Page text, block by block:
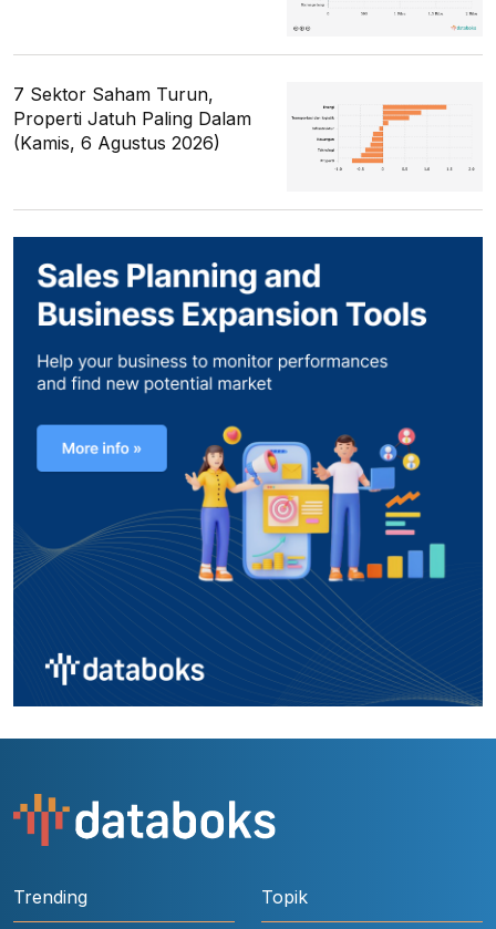
7 Sektor Saham Turun,
Properti Jatuh Paling Dalam
(Kamis, 6 Agustus 2026)
Trending Topik